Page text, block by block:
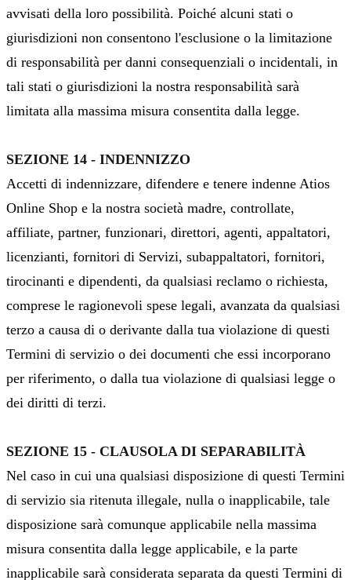
avvisati della loro possibilità. Poiché alcuni stati o
giurisdizioni non consentono l'esclusione o la limitazione
di responsabilità per danni consequenziali o incidentali, in
tali stati o giurisdizioni la nostra responsabilità sarà
limitata alla massima misura consentita dalla legge.
SEZIONE 14 - INDENNIZZO
Accetti di indennizzare, difendere e tenere indenne Atios
Online Shop e la nostra società madre, controllate,
affiliate, partner, funzionari, direttori, agenti, appaltatori,
licenzianti, fornitori di Servizi, subappaltatori, fornitori,
tirocinanti e dipendenti, da qualsiasi reclamo o richiesta,
comprese le ragionevoli spese legali, avanzata da qualsiasi
terzo a causa di o derivante dalla tua violazione di questi
Termini di servizio o dei documenti che essi incorporano
per riferimento, o dalla tua violazione di qualsiasi legge o
dei diritti di terzi.
SEZIONE 15 - CLAUSOLA DI SEPARABILITÀ
Nel caso in cui una qualsiasi disposizione di questi Termini
di servizio sia ritenuta illegale, nulla o inapplicabile, tale
disposizione sarà comunque applicabile nella massima
misura consentita dalla legge applicabile, e la parte
inapplicabile sarà considerata separata da questi Termini di